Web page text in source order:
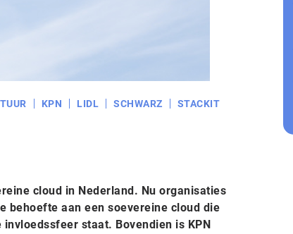
KPN LIDL SCHWARZ STACKIT
cloud in Nederland. Nu organisaties
behoefte aan een soevereine cloud die
staat. Bovendien is KPN